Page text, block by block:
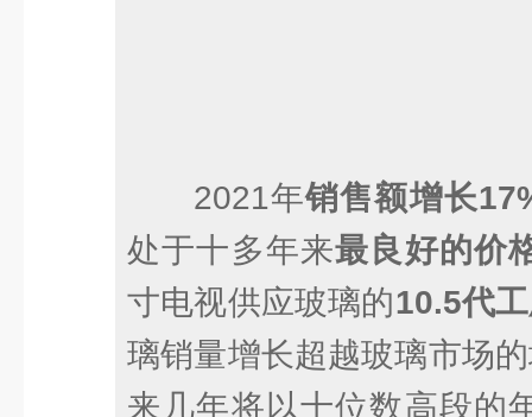
2021年销售额增长
处于十多年来最良好的价
寸电视供应玻璃的10.5代
璃销量增长超越玻璃市场
来几年将以十位数高段的